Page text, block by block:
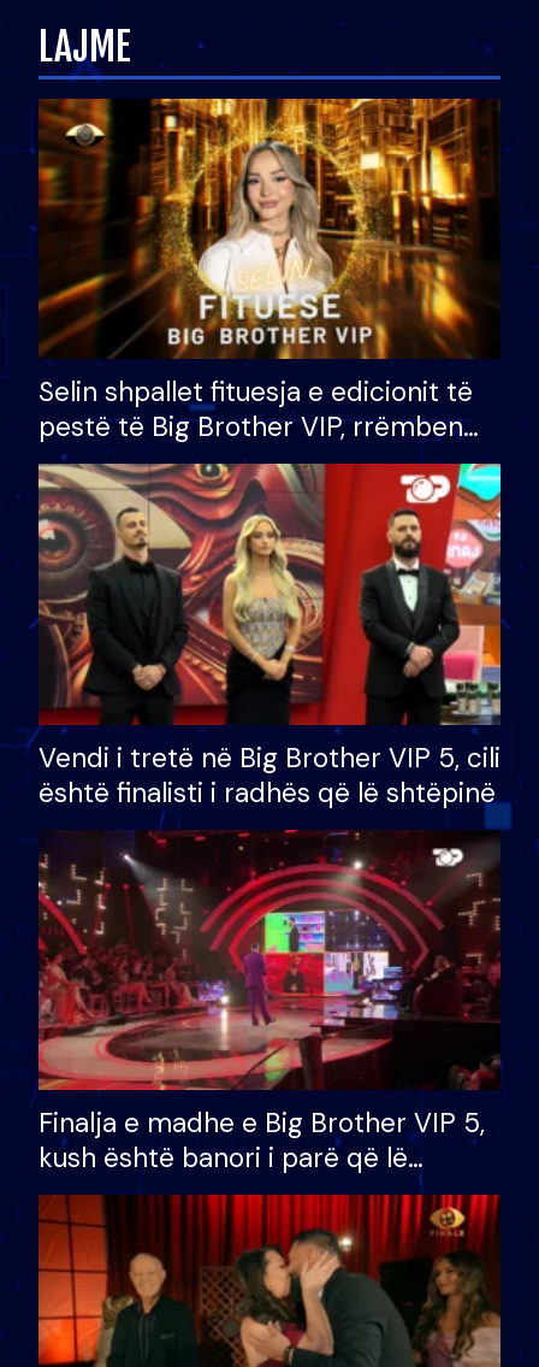
LAJME
Selin shpallet fituesja e edicionit të
pestë të Big Brother VIP, rrëmben
çmimin e madh prej 100 mijë eurosh
Vendi i tretë në Big Brother VIP 5, cili
është finalisti i radhës që lë shtëpinë
Finalja e madhe e Big Brother VIP 5,
kush është banori i parë që lë
shtëpinë dhe humb mundësinë për
të fituar çmimin e madh